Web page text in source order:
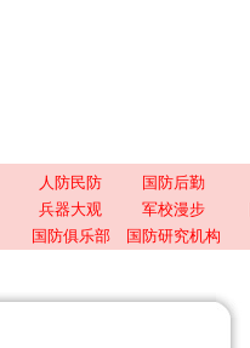
人防民防 国防后勤
兵器大观 军校漫步
国防俱乐部 国防研究机构